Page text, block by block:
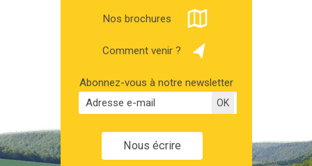
Nos brochures
Comment venir ?
Abonnez-vous à notre newsletter
Nous écrire